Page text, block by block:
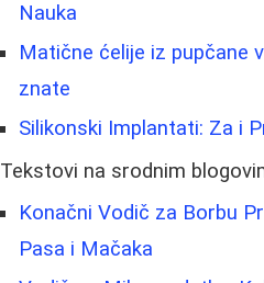
Nauka
Matične ćelije iz pupčane
znate
Silikonski Implantati: Za i
Tekstovi na srodnim
Konačni Vodič za Borbu
Pasa i Mačaka